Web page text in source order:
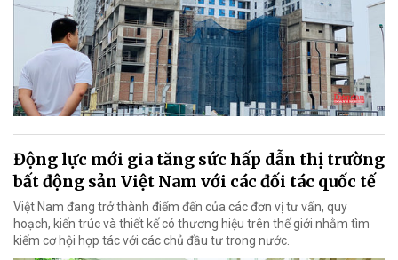
Động lực mới gia tăng sức hấp dẫn thị trường
bất động sản Việt Nam với các đối tác quốc tế
Việt Nam đang trở thành điểm đến của các đơn vị tư vấn, quy
hoạch, kiến trúc và thiết kế có thương hiệu trên thế giới nhằm tìm
kiếm cơ hội hợp tác với các chủ đầu tư trong nước.